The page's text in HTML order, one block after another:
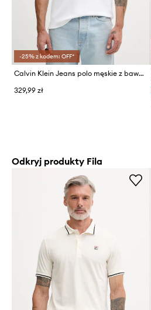
-25% z kodem: OFF*
Calvin Klein Jeans polo męskie z bawełną
329,99 zł
Odkryj produkty Fila